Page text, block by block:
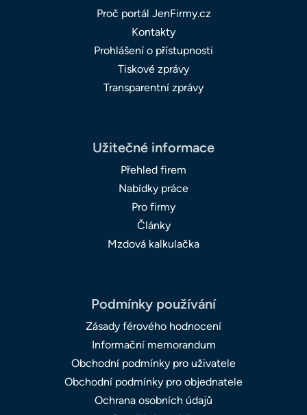
Proč portál JenFirmy.cz
Kontakty
Prohlášení o přístupnosti
Tiskové zprávy
Transparentní zprávy
Užitečné informace
Přehled firem
Nabídky práce
Pro firmy
Články
Mzdová kalkulačka
Podmínky používání
Zásady férového hodnocení
Informační memorandum
Obchodní podmínky pro uživatele
Obchodní podmínky pro objednatele
Ochrana osobních údajů